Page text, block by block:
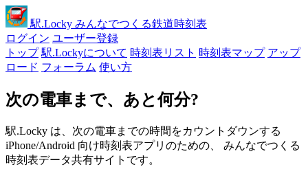
駅.Locky みんなでつくる鉄道時刻表
ログイン ユーザー登録
トップ 駅.Lockyについて 時刻表リスト 時刻表マップ アップ
ロード フォーラム 使い方
次の電車まで、あと何分?
駅.Locky は、次の電車までの時間をカウントダウンする
iPhone/Android 向け時刻表アプリのための、 みんなでつくる
時刻表データ共有サイトです。